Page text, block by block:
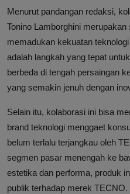
Menurut pandangan redaksi,
Tonino Lamborghini merupakan
memadukan kekuatan
adalah langkah yang tepat
berbeda di tengah persaingan
yang semakin jenuh dengan
Selain itu, kolaborasi ini bisa
brand teknologi menggaet
belum terlalu terjangkau oleh
segmen pasar menengah ke
estetika dan performa, produk
publik terhadap merek TECNO.